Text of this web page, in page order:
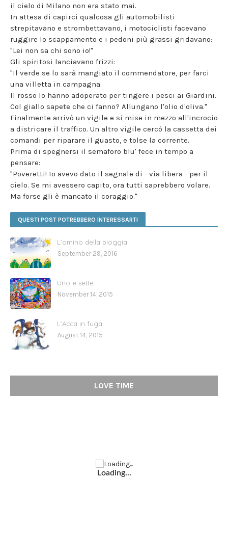
il cielo di Milano non era stato mai.
In attesa di capirci qualcosa gli automobilisti
strepitavano e strombettavano, i motociclisti facevano
ruggire lo scappamento e i pedoni più grassi gridavano:
"Lei non sa chi sono io!"
Gli spiritosi lanciavano frizzi:
"Il verde se lo sarà mangiato il commendatore, per farci
una villetta in campagna.
Il rosso lo hanno adoperato per tingere i pesci ai Giardini.
Col giallo sapete che ci fanno? Allungano l'olio d'oliva."
Finalmente arrivò un vigile e si mise in mezzo all'incrocio
a districare il traffico. Un altro vigile cercò la cassetta dei
comandi per riparare il guasto, e tolse la corrente.
Prima di spegnersi il semaforo blu' fece in tempo a
pensare:
"Poveretti! Io avevo dato il segnale di - via libera - per il
cielo. Se mi avessero capito, ora tutti saprebbero volare.
Ma forse gli è mancato il coraggio."
QUESTI POST POTREBBERO INTERESSARTI
L'omino della pioggia
September 29, 2016
Uno e sette
November 14, 2015
L'Acca in fuga
August 14, 2015
LOVE TIME
Loading...